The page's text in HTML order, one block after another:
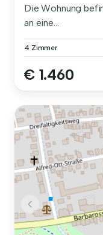
Die Wohnung
an eine...
4 Zimmer
€ 1.460